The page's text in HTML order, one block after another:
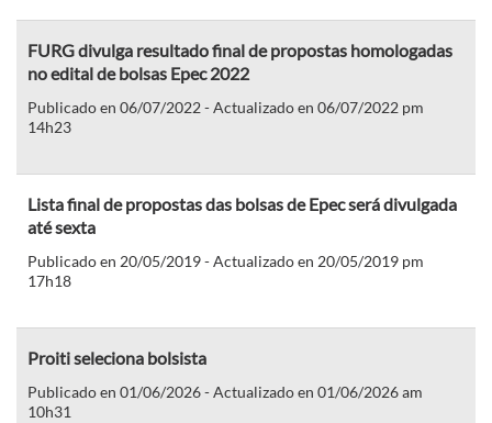
FURG divulga resultado final de propostas homologadas
no edital de bolsas Epec 2022
Publicado en 06/07/2022 - Actualizado en 06/07/2022 pm
14h23
Lista final de propostas das bolsas de Epec será divulgada
até sexta
Publicado en 20/05/2019 - Actualizado en 20/05/2019 pm
17h18
Proiti seleciona bolsista
Publicado en 01/06/2026 - Actualizado en 01/06/2026 am
10h31